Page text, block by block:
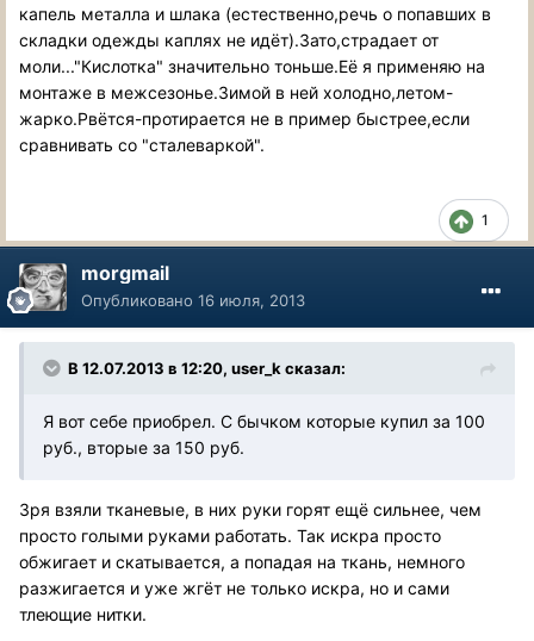
капель металла и шлака (естественно,речь о попавших в
складки одежды каплях не идёт).Зато,страдает от
моли..."Кислотка" значительно тоньше.Её я применяю на
монтаже в межсезонье.Зимой в ней холодно,летом-
жарко.Рвётся-протирается не в пример быстрее,если
сравнивать со "сталеваркой".
1
morgmail
Опубликовано 16 июля, 2013
В 12.07.2013 в 12:20, user_k сказал:
Я вот себе приобрел. С бычком которые купил за 100
руб., вторые за 150 руб.
Зря взяли тканевые, в них руки горят ещё сильнее, чем
просто голыми руками работать. Так искра просто
обжигает и скатывается, а попадая на ткань, немного
разжигается и уже жгёт не только искра, но и сами
тлеющие нитки.